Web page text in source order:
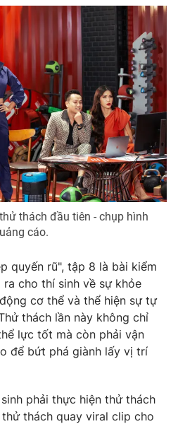
lai
Podcast
Infographic
Shorts video
VTV Thể thao
Bất động sản
Tấm lòng Việt
thách đầu tiên - chụp hình
cáo.
quyến rũ", tập 8 là bài kiểm
cho thí sinh về sự khỏe
cơ thể và thể hiện sự tự
thách lần này không chỉ
lực tốt mà còn phải vận
để bứt phá giành lấy vị trí
phải thực hiện thử thách
thách quay viral clip cho